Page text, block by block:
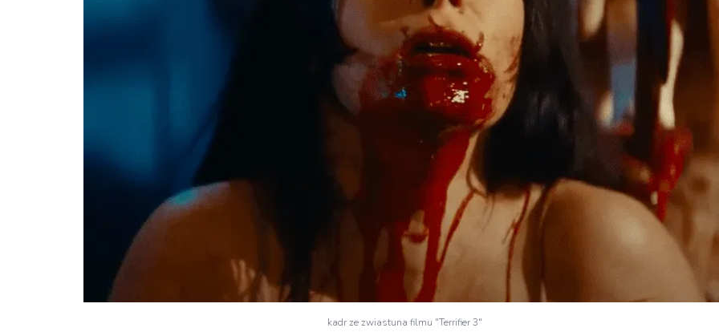
kadr ze zwiastuna filmu "Terrifier 3"